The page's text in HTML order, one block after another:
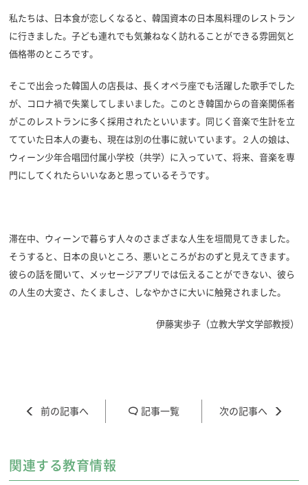
私たちは、日本食が恋しくなると、韓国資本の日本風料理のレストラン
に行きました。子ども連れでも気兼ねなく訪れることができる雰囲気と
価格帯のところです。
そこで出会った韓国人の店長は、長くオペラ座でも活躍した歌手でした
が、コロナ禍で失業してしまいました。このとき韓国からの音楽関係者
がこのレストランに多く採用されたといいます。同じく音楽で生計を立
てていた日本人の妻も、現在は別の仕事に就いています。２人の娘は、
ウィーン少年合唱団付属小学校（共学）に入っていて、将来、音楽を専
門にしてくれたらいいなあと思っているそうです。
滞在中、ウィーンで暮らす人々のさまざまな人生を垣間見てきました。
そうすると、日本の良いところ、悪いところがおのずと見えてきます。
彼らの話を聞いて、メッセージアプリでは伝えることができない、彼ら
の人生の大変さ、たくましさ、しなやかさに大いに触発されました。
伊藤実歩子（ 立教大学文学部教授）
記事一覧
関連する教育情報